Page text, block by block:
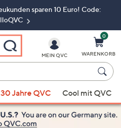
sparen 10 Euro! Code:
MEIN QVC
0
WARENKORB
30 Jahre QVC Cool mit QVC